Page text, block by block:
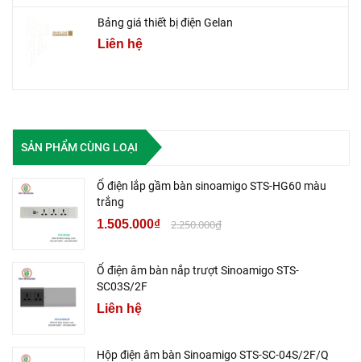
Bảng giá thiết bị điện Gelan
Liên hệ
SẢN PHẨM CÙNG LOẠI
Ổ điện lắp gầm bàn sinoamigo STS-HG60 màu
trắng
1.505.000₫ 2.250.000₫
Ổ điện âm bàn nắp trượt Sinoamigo STS-
SC03S/2F
Liên hệ
Hộp điện âm bàn Sinoamigo STS-SC-04S/2F/Q